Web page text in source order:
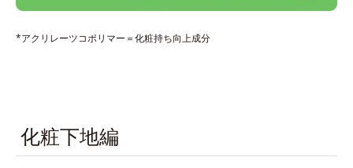
*アクリレーツコポリマー＝化粧持ち向上成分
化粧下地編